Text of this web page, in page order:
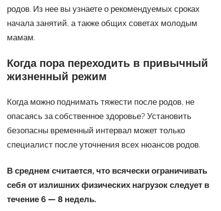
родов. Из нее вы узнаете о рекомендуемых сроках
начала занятий, а также общих советах молодым
мамам.
Когда пора переходить в привычный
жизненный режим
Когда можно поднимать тяжести после родов, не
опасаясь за собственное здоровье? Установить
безопасны временный интервал может только
специалист после уточнения всех нюансов родов.
В среднем считается, что всячески ограничивать
себя от излишних физических нагрузок следует в
течение 6 — 8 недель.